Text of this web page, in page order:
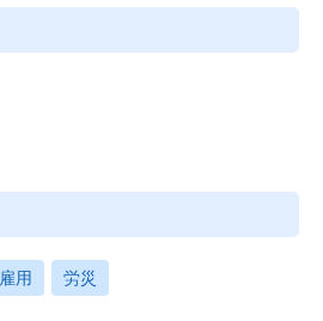
雇用 労災